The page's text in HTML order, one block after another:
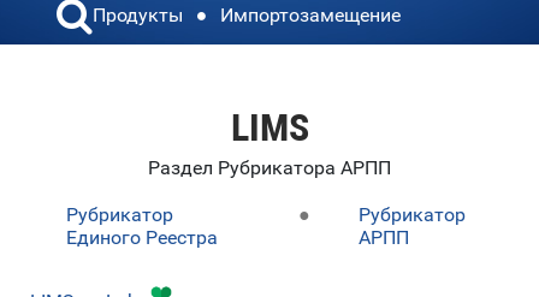
Продукты Импортозамещение
LIMS
Раздел Рубрикатора АРПП
Рубрикатор
Единого Реестра
●
Рубрикатор
АРПП